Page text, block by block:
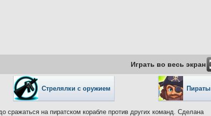
Играть во весь экран
Стрелялки с оружием Пираты
сражаться на пиратском корабле против других команд. Сделана